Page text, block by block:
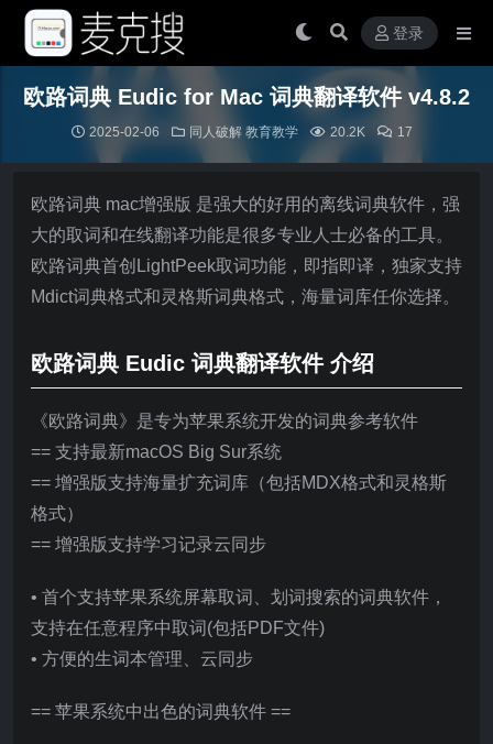
登录
欧路词典 Eudic for Mac 词典翻译软件 v4.8.2
2025-02-06 同人破解 教育教学 20.2K 17
欧路词典 mac增强版 是强大的好用的离线词典软件，强
大的取词和在线翻译功能是很多专业人士必备的工具。
欧路词典首创LightPeek取词功能，即指即译，独家支持
Mdict词典格式和灵格斯词典格式，海量词库任你选择。
欧路词典 Eudic 词典翻译软件 介绍
《欧路词典》是专为苹果系统开发的词典参考软件
== 支持最新macOS Big Sur系统
== 增强版支持海量扩充词库（包括MDX格式和灵格斯
格式）
== 增强版支持学习记录云同步
• 首个支持苹果系统屏幕取词、划词搜索的词典软件，
支持在任意程序中取词(包括PDF文件)
• 方便的生词本管理、云同步
== 苹果系统中出色的词典软件 ==